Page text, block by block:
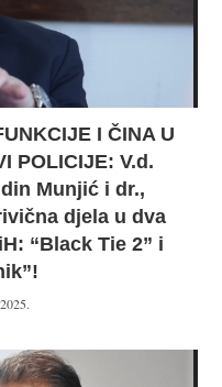
I ČINA U
POLICIJE: V.d.
Munjić i dr.,
djela u dva
“Black Tie 2” i